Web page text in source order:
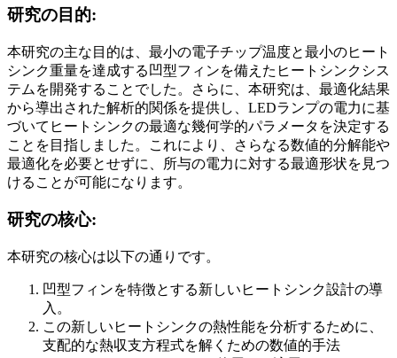
研究の目的:
本研究の主な目的は、最小の電子チップ温度と最小のヒート
シンク重量を達成する凹型フィンを備えたヒートシンクシス
テムを開発することでした。さらに、本研究は、最適化結果
から導出された解析的関係を提供し、LEDランプの電力に基
づいてヒートシンクの最適な幾何学的パラメータを決定する
ことを目指しました。これにより、さらなる数値的分解能や
最適化を必要とせずに、所与の電力に対する最適形状を見つ
けることが可能になります。
研究の核心:
本研究の核心は以下の通りです。
凹型フィンを特徴とする新しいヒートシンク設計の導
入。
この新しいヒートシンクの熱性能を分析するために、
支配的な熱収支方程式を解くための数値的手法